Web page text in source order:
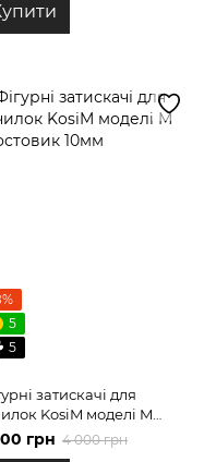
5
5
затискачі для
моделі M
10мм
грн 4 000 грн